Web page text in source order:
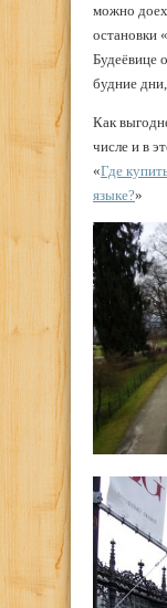
можно
остановки
Будеёвице
будние
Как
числе и в
«Где
языке?»